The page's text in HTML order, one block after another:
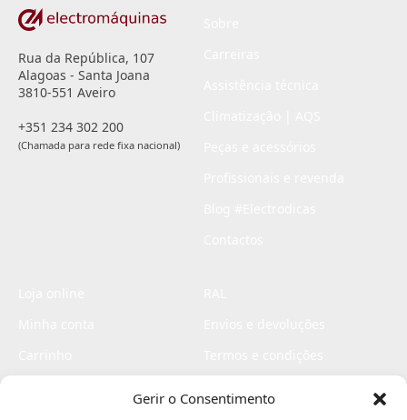
Gerir o Consentimento
Rua da República, 107
Alagoas - Santa Joana
3810-551 Aveiro
+351 234 302 200
(Chamada para rede fixa nacional)